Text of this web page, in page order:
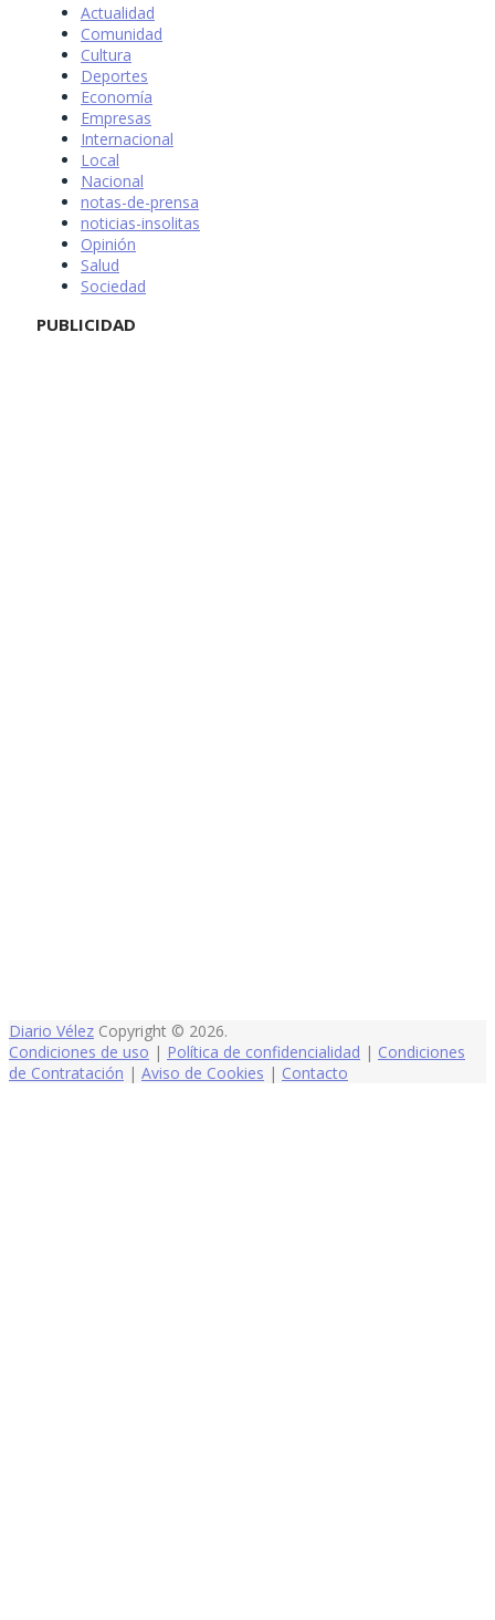
Actualidad
Comunidad
Cultura
Deportes
Economía
Empresas
Internacional
Local
Nacional
notas-de-prensa
noticias-insolitas
Opinión
Salud
Sociedad
PUBLICIDAD
Diario Vélez Copyright © 2026.
Condiciones de uso | Política de confidencialidad | Condiciones
de Contratación | Aviso de Cookies | Contacto